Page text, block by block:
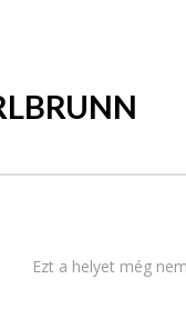
Ezt a helyet még